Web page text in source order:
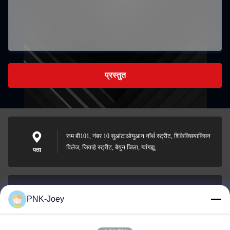
प्रस्तुत
पता
रूम बी101, नंबर 10 सुआंटाओयुआन नॉर्थ स्ट्रीट, शिंकेक्सियाक्सिन
विलेज, जियाहे स्ट्रीट, बैयुन जिला, ग्वांगझू
PNK-Joey